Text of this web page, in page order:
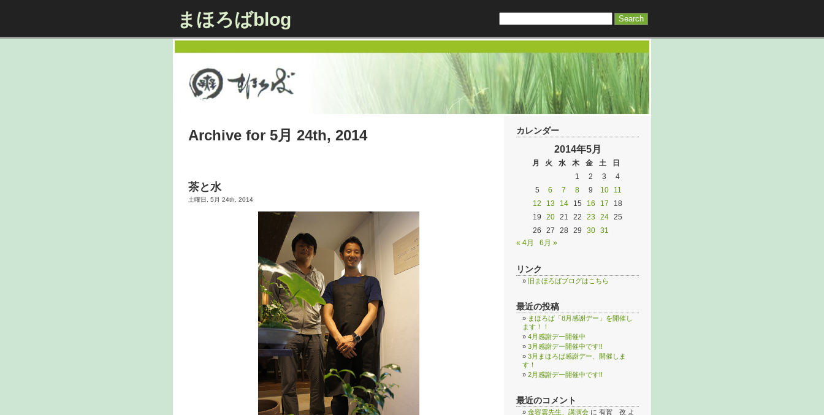
まほろばblog
Archive for 5月 24th, 2014
茶と水
土曜日, 5月 24th, 2014
カレンダー
2014年5月
月 火 水 木 金 土
日
1
2 3
4
5
6 7 8 9 10
11
12
13 14 15 16 17
18
19
20 21 22 23 24
25
26
27 28 29 30
31
« 4月
6月 »
リンク
旧まほろばブログはこちら
最近の投稿
まほろば「8月感謝デー」を開催し
ます！！
4月感謝デー開催中
3月感謝デー開催中です!!
3月まほろば感謝デー、開催しま
す！
2月感謝デー開催中です!!
最近のコメント
金容雲先生、講演会 に 有賀 孜 よ